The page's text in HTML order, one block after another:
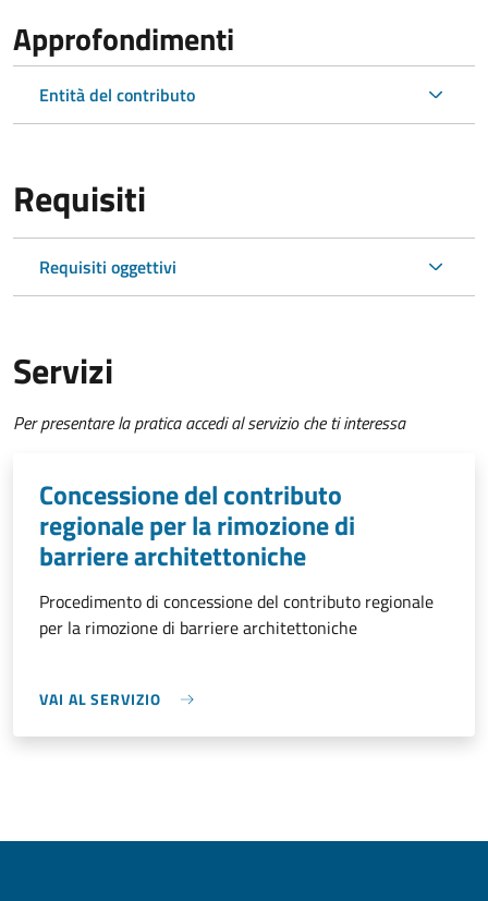
Approfondimenti
Entità del contributo
Requisiti
Requisiti oggettivi
Servizi
Per presentare la pratica accedi al servizio che ti interessa
Concessione del contributo
regionale per la rimozione di
barriere architettoniche
Procedimento di concessione del contributo regionale
per la rimozione di barriere architettoniche
VAI AL SERVIZIO